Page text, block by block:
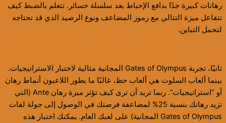
رهانات كبيرة جدًا بدافع الإحباط بعد سلسلة خسائر. تتعلم بالضبط كيف
تتفاعل ميزة التتالي مع رموز المضاعف ونوع الرصيد الذي قد تحتاجه
لتحمل التباين.
ثانيًا، تجربة Gates of Olympus المجانية مثالية لاختبار الاستراتيجيات.
بينما ألعاب السلوت هي ألعاب حظ، غالبًا ما يطور اللاعبون أنماط رهان
أو “استراتيجيات”. ربما تريد أن ترى كيف تؤثر ميزة رهان Ante (التي
تزيد رهانك بنسبة 25% لمضاعفة فرصتك في الوصول إلى جولة لفات
Gates of Olympus المجانية) على لعبك العام. يمكنك اختبار هذه